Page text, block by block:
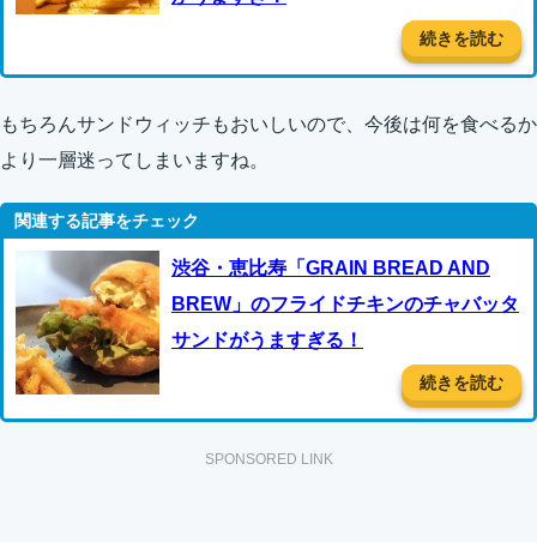
続きを読む
もちろんサンドウィッチもおいしいので、今後は何を食べるか
より一層迷ってしまいますね。
渋谷・恵比寿「GRAIN BREAD AND
BREW」のフライドチキンのチャバッタ
サンドがうますぎる！
続きを読む
SPONSORED LINK